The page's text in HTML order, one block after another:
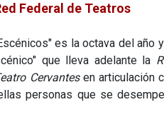
Federal de Teatros
es la octava del año
que lleva adelante la
Cervantesen articulación
personas que se